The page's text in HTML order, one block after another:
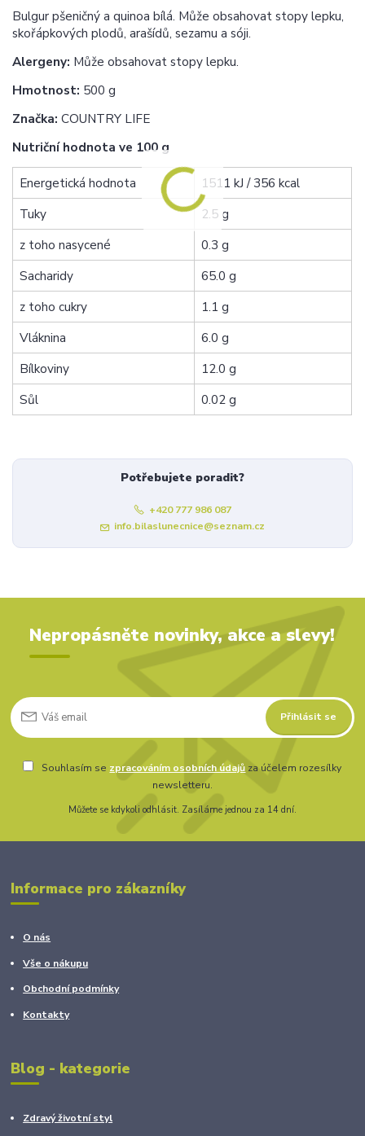
Bulgur pšeničný a quinoa bílá. Může obsahovat stopy lepku,
skořápkových plodů, arašídů, sezamu a sóji.
Alergeny: Může obsahovat stopy lepku.
Hmotnost: 500 g
Značka: COUNTRY LIFE
Nutriční hodnota ve 100 g
Energetická hodnota
1511 kJ / 356 kcal
Tuky
2.5 g
z toho nasycené
0.3 g
Sacharidy
65.0 g
z toho cukry
1.1 g
Vláknina
6.0 g
Bílkoviny
12.0 g
Sůl
0.02 g
Potřebujete poradit?
+420 777 986 087
info.bilaslunecnice@seznam.cz
Nepropásněte novinky, akce a slevy!
Přihlásit se
Souhlasím se zpracováním osobních údajů za účelem rozesílky
newsletteru.
Můžete se kdykoli odhlásit. Zasíláme jednou za 14 dní.
Informace pro zákazníky
O nás
Vše o nákupu
Obchodní podmínky
Kontakty
Blog - kategorie
Zdravý životní styl